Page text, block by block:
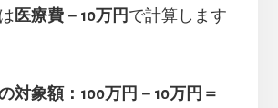
医療費－10万円 で計算します
対象額：100万円－10万円＝